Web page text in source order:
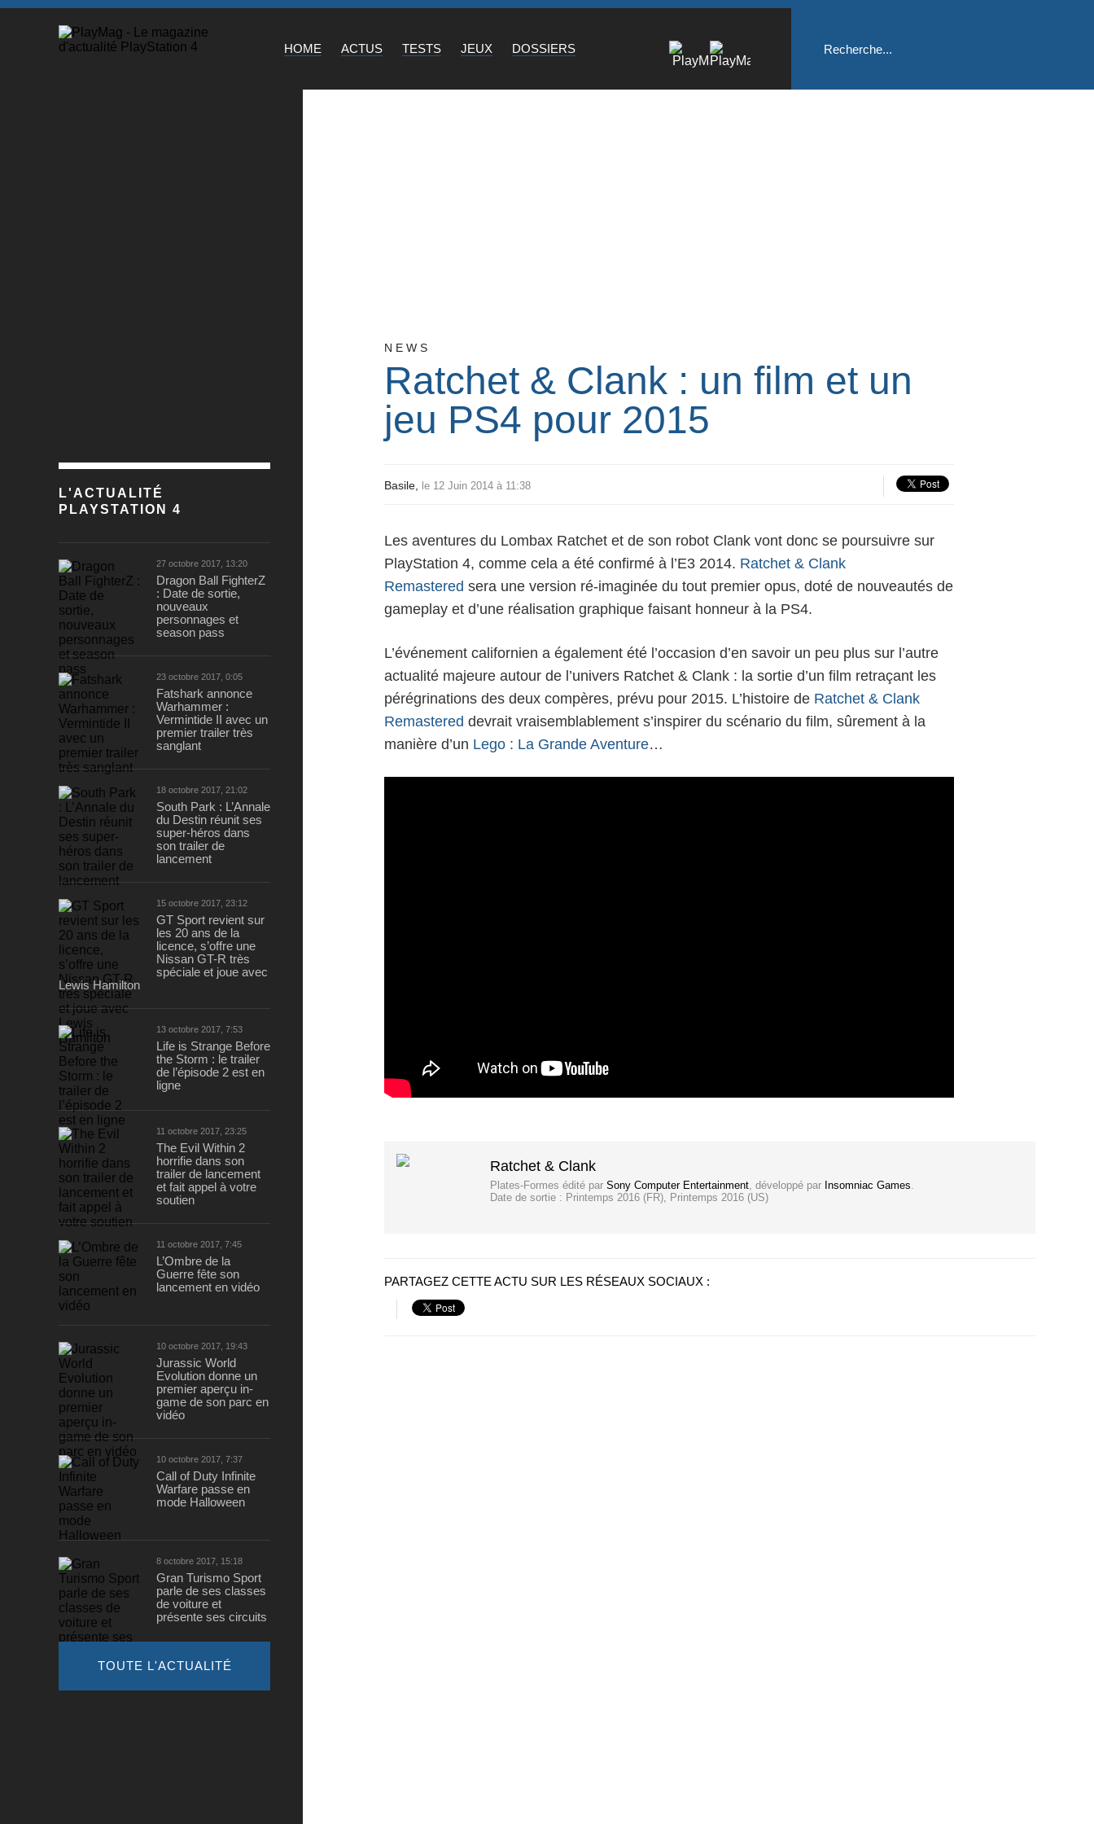
HOME ACTUS TESTS JEUX DOSSIERS
NEWS
Ratchet & Clank : un film et un
jeu PS4 pour 2015
Basile, le 12 Juin 2014 à 11:38
Les aventures du Lombax Ratchet et de son robot Clank vont donc se poursuivre sur
PlayStation 4, comme cela a été confirmé à l’E3 2014. Ratchet & Clank
Remastered sera une version ré-imaginée du tout premier opus, doté de nouveautés de
gameplay et d’une réalisation graphique faisant honneur à la PS4.
L’événement californien a également été l’occasion d’en savoir un peu plus sur l’autre
actualité majeure autour de l’univers Ratchet & Clank : la sortie d’un film retraçant les
pérégrinations des deux compères, prévu pour 2015. L’histoire de Ratchet & Clank
Remastered devrait vraisemblablement s’inspirer du scénario du film, sûrement à la
manière d’un Lego : La Grande Aventure…
Ratchet & Clank
Plates-Formes édité par Sony Computer Entertainment, développé par Insomniac Games.
Date de sortie : Printemps 2016 (FR), Printemps 2016 (US)
PARTAGEZ CETTE ACTU SUR LES RÉSEAUX SOCIAUX :
L'ACTUALITÉ
PLAYSTATION 4
27 octobre 2017, 13:20
Dragon Ball FighterZ
: Date de sortie,
nouveaux
personnages et
season pass
23 octobre 2017, 0:05
Fatshark annonce
Warhammer :
Vermintide II avec un
premier trailer très
sanglant
18 octobre 2017, 21:02
South Park : L’Annale
du Destin réunit ses
super-héros dans
son trailer de
lancement
15 octobre 2017, 23:12
GT Sport revient sur
les 20 ans de la
licence, s’offre une
Nissan GT-R très
spéciale et joue avec
Lewis Hamilton
13 octobre 2017, 7:53
Life is Strange Before
the Storm : le trailer
de l’épisode 2 est en
ligne
11 octobre 2017, 23:25
The Evil Within 2
horrifie dans son
trailer de lancement
et fait appel à votre
soutien
11 octobre 2017, 7:45
L’Ombre de la
Guerre fête son
lancement en vidéo
10 octobre 2017, 19:43
Jurassic World
Evolution donne un
premier aperçu in-
game de son parc en
vidéo
10 octobre 2017, 7:37
Call of Duty Infinite
Warfare passe en
mode Halloween
8 octobre 2017, 15:18
Gran Turismo Sport
parle de ses classes
de voiture et
présente ses circuits
TOUTE L'ACTUALITÉ